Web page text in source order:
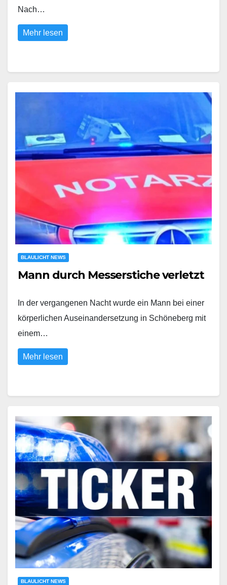
Nach…
Mehr lesen
BLAULICHT NEWS
Mann durch Messerstiche verletzt
In der vergangenen Nacht wurde ein Mann bei einer
körperlichen Auseinandersetzung in Schöneberg mit
einem…
Mehr lesen
BLAULICHT NEWS